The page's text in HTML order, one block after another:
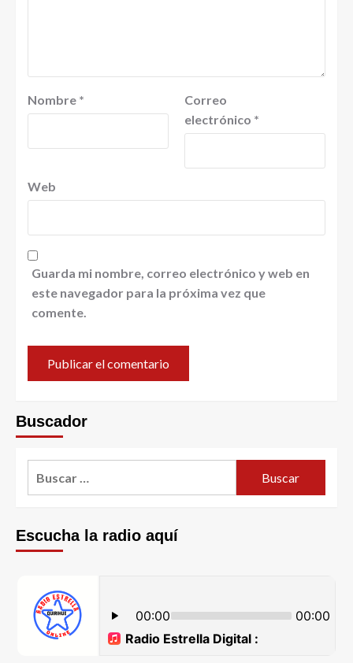
Nombre *
Correo
electrónico *
Web
Guarda mi nombre, correo electrónico y web en
este navegador para la próxima vez que
comente.
Buscador
Escucha la radio aquí